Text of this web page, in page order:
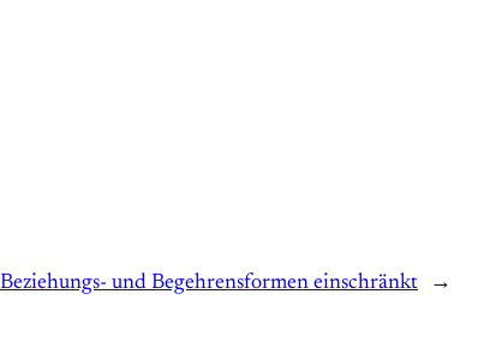
und Begehrensformen einschränkt →